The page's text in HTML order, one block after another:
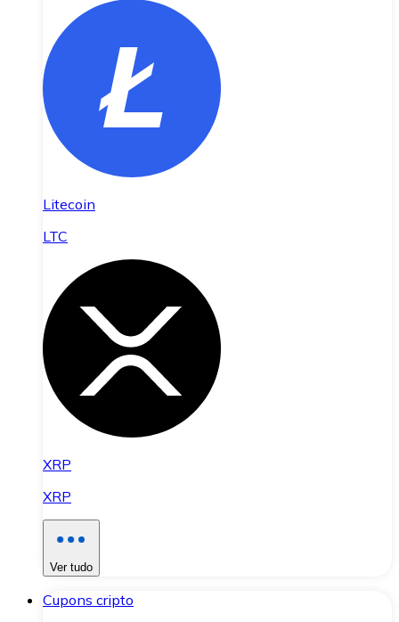
Litecoin
LTC
XRP
XRP
Ver tudo
Cupons cripto